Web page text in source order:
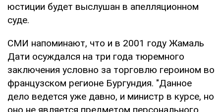
юстиции будет выслушан в апелляционном
суде.
СМИ напоминают, что и в 2001 году Жамаль
Дати осуждался на три года тюремного
заключения условно за торговлю героином во
французском регионе Бургундия. "Данное
дело ведется уже давно, и министр в курсе, но
оно не является предметом персонального